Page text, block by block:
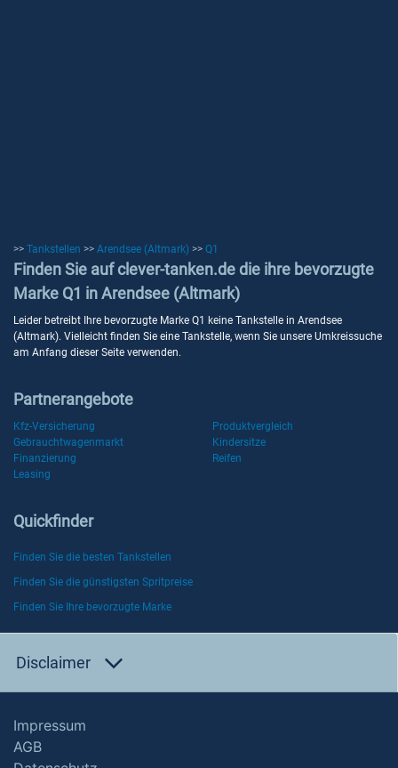
>> Tankstellen >> Arendsee (Altmark) >> Q1
Finden Sie auf clever-tanken.de die ihre bevorzugte
Marke Q1 in Arendsee (Altmark)
Leider betreibt Ihre bevorzugte Marke Q1 keine Tankstelle in Arendsee
(Altmark). Vielleicht finden Sie eine Tankstelle, wenn Sie unsere Umkreissuche
am Anfang dieser Seite verwenden.
Partnerangebote
Kfz-Versicherung
Produktvergleich
Gebrauchtwagenmarkt
Kindersitze
Finanzierung
Reifen
Leasing
Quickfinder
Finden Sie die besten Tankstellen
Finden Sie die günstigsten Spritpreise
Finden Sie Ihre bevorzugte Marke
Disclaimer
Impressum
AGB